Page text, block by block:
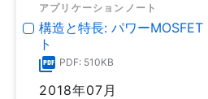
アプリケーションノート
構造と特長: パワー
ト
PDF: 510KB
2018年07月